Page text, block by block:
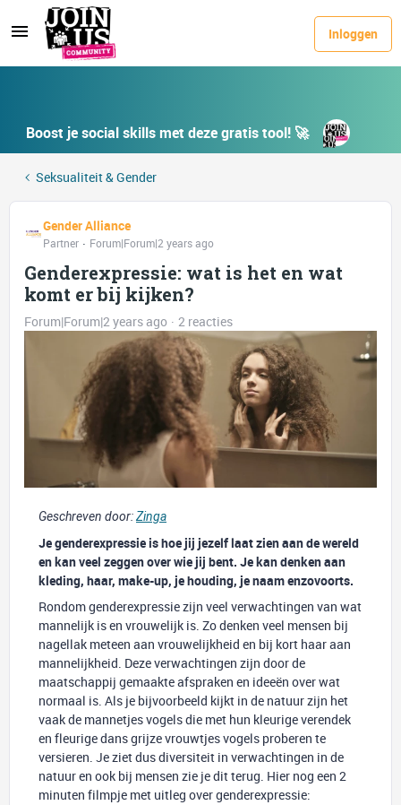
Inloggen
Boost je social skills met deze gratis tool! 🚀
Seksualiteit & Gender
Gender Alliance
Partner Forum|Forum|2 years ago
Genderexpressie: wat is het en wat
komt er bij kijken?
Forum|Forum|2 years ago 2 reacties
Geschreven door:Zinga
Je genderexpressie is hoe jij jezelf laat zien aan de wereld
en kan veel zeggen over wie jij bent. Je kan denken aan
kleding, haar, make-up, je houding, je naam enzovoorts.
Rondom genderexpressie zijn veel verwachtingen van wat
mannelijk is en vrouwelijk is. Zo denken veel mensen bij
nagellak meteen aan vrouwelijkheid en bij kort haar aan
mannelijkheid. Deze verwachtingen zijn door de
maatschappij gemaakte afspraken en ideeën over wat
normaal is. Als je bijvoorbeeld kijkt in de natuur zijn het
vaak de mannetjes vogels die met hun kleurige verendek
en fleurige dans grijze vrouwtjes vogels proberen te
versieren. Je ziet dus diversiteit in verwachtingen in de
natuur en ook bij mensen zie je dit terug. Hier nog een 2
minuten filmpje met uitleg over genderexpressie: